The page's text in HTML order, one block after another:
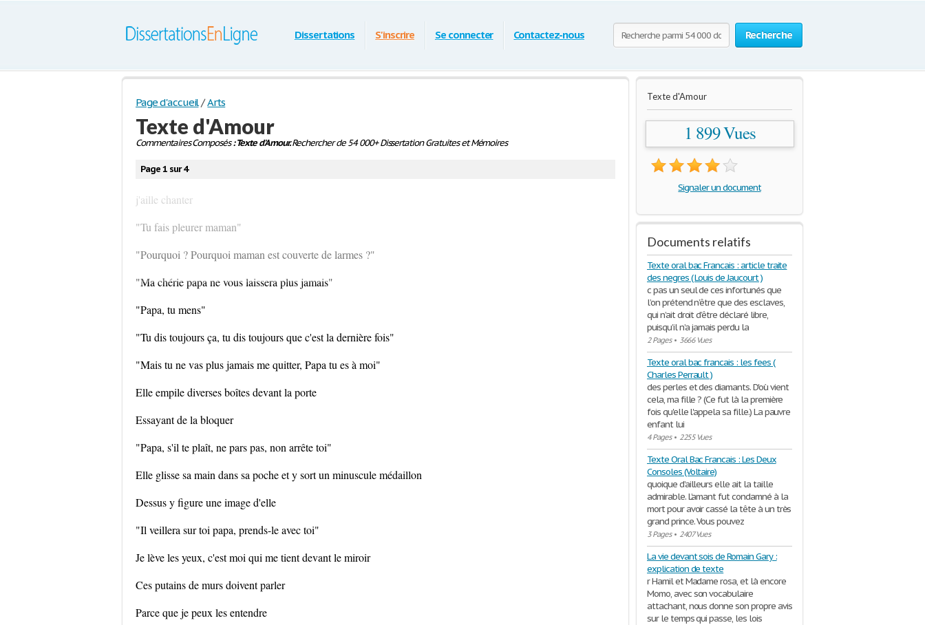
Recherche
Dissertations S'inscrire Se connecter Contactez-nous
Page d'accueil / Arts
Texte d'Amour
Commentaires Composés: Texte d'Amour.Rechercher de 54 000+ Dissertation Gratuites et Mémoires
Page 1 sur 4
j'aille chanter
"Tu fais pleurer maman"
"Pourquoi ? Pourquoi maman est couverte de larmes ?"
"Ma chérie papa ne vous laissera plus jamais"
"Papa, tu mens"
"Tu dis toujours ça, tu dis toujours que c'est la dernière fois"
"Mais tu ne vas plus jamais me quitter, Papa tu es à moi"
Elle empile diverses boîtes devant la porte
Essayant de la bloquer
"Papa, s'il te plaît, ne pars pas, non arrête toi"
Elle glisse sa main dans sa poche et y sort un minuscule médaillon
Dessus y figure une image d'elle
"Il veillera sur toi papa, prends-le avec toi"
Je lève les yeux, c'est moi qui me tient devant le miroir
Ces putains de murs doivent parler
Parce que je peux les entendre
Texte d'Amour
1 899 Vues
Signaler un document
Documents relatifs
Texte oral bac Francais : article traite
des negres ( Louis de Jaucourt )
c pas un seul de ces infortunés que
l’on prétend n’être que des esclaves,
qui n’ait droit d’être déclaré libre,
puisqu’il n’a jamais perdu la
2 Pages• 3666 Vues
Texte oral bac francais : les fees (
Charles Perrault )
des perles et des diamants. D'où vient
cela, ma fille ? (Ce fut là la première
fois qu'elle l'appela sa fille.) La pauvre
enfant lui
4 Pages• 2255 Vues
Texte Oral Bac Francais : Les Deux
Consoles (Voltaire)
quoique d’ailleurs elle ait la taille
admirable. L’amant fut condamné à la
mort pour avoir cassé la tête à un très
grand prince. Vous pouvez
3 Pages• 2407 Vues
La vie devant sois de Romain Gary :
explication de texte
r Hamil et Madame rosa, et là encore
Momo, avec son vocabulaire
attachant, nous donne son propre avis
sur le temps qui passe, les lois